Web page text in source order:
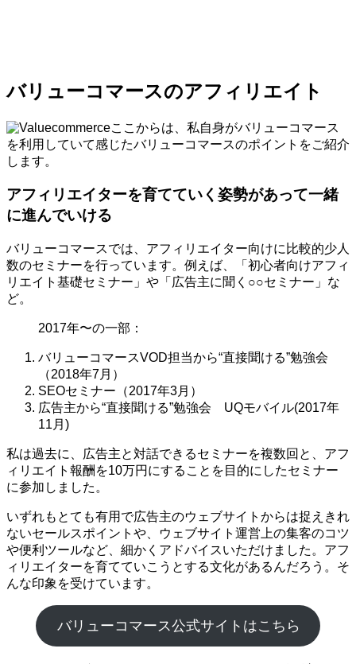
バリューコマースのアフィリエイト
ここからは、私自身がバリューコマース
を利用していて感じたバリューコマースのポイントをご紹介
します。
アフィリエイターを育てていく姿勢があって一緒
に進んでいける
バリューコマースでは、アフィリエイター向けに比較的少人
数のセミナーを行っています。例えば、「初心者向けアフィ
リエイト基礎セミナー」や「広告主に聞く○○セミナー」な
ど。
2017年〜の一部：
バリューコマースVOD担当から“直接聞ける”勉強会
（2018年7月）
SEOセミナー（2017年3月）
広告主から“直接聞ける”勉強会 UQモバイル(2017年
11月)
私は過去に、広告主と対話できるセミナーを複数回と、アフ
ィリエイト報酬を10万円にすることを目的にしたセミナー
に参加しました。
いずれもとても有用で広告主のウェブサイトからは捉えきれ
ないセールスポイントや、ウェブサイト運営上の集客のコツ
や便利ツールなど、細かくアドバイスいただけました。アフ
ィリエイターを育てていこうとする文化があるんだろう。そ
んな印象を受けています。
バリューコマース公式サイトはこちら